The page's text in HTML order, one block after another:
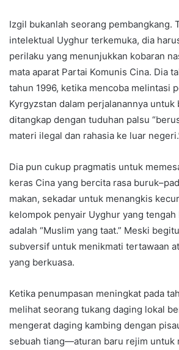
Izgil bukanlah seorang pembangkang.
intelektual Uyghur terkemuka, dia
perilaku yang menunjukkan kobaran
mata aparat Partai Komunis Cina. Dia
tahun 1996, ketika mencoba melintasi
Kyrgyzstan dalam perjalanannya
ditangkap dengan tuduhan palsu
materi ilegal dan rahasia ke luar
Dia pun cukup pragmatis untuk
keras Cina yang bercita rasa
makan, sekadar untuk menangkis
kelompok penyair Uyghur yang
adalah “Muslim yang taat.” Meski
subversif untuk menikmati tertawaan
yang berkuasa.
Ketika penumpasan meningkat pada
melihat seorang tukang daging lokal
mengerat daging kambing dengan
sebuah tiang—aturan baru rejim untuk